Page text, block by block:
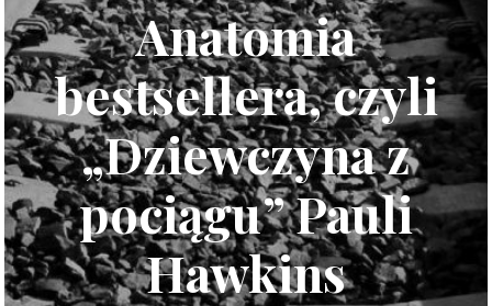
Anatomia
bestsellera, czyli
„Dziewczyna z
pociągu” Pauli
Hawkins